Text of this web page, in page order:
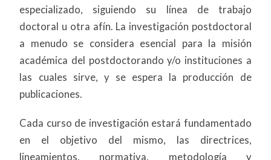
especializado, siguiendo su línea de trabajo
doctoral u otra afín. La investigación postdoctoral
a menudo se considera esencial para la misión
académica del postdoctorando y/o instituciones a
las cuales sirve, y se espera la producción de
publicaciones.
Cada curso de investigación estará fundamentado
en el objetivo del mismo, las directrices,
lineamientos, normativa, metodología y